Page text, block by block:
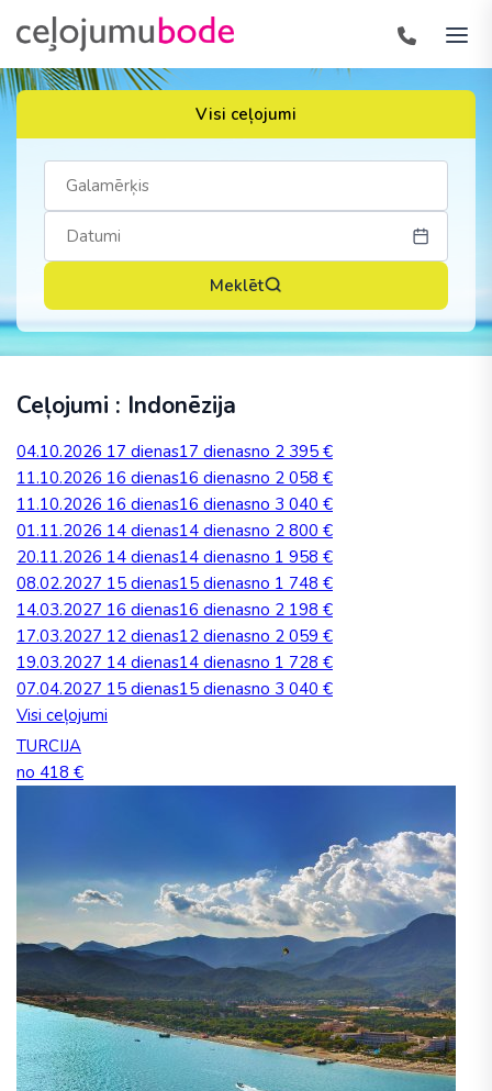
Visi ceļojumi
Meklēt
Ceļojumi : Indonēzija
04.10.2026 17 dienas17 dienasno 2 395 €
11.10.2026 16 dienas16 dienasno 2 058 €
11.10.2026 16 dienas16 dienasno 3 040 €
01.11.2026 14 dienas14 dienasno 2 800 €
20.11.2026 14 dienas14 dienasno 1 958 €
08.02.2027 15 dienas15 dienasno 1 748 €
14.03.2027 16 dienas16 dienasno 2 198 €
17.03.2027 12 dienas12 dienasno 2 059 €
19.03.2027 14 dienas14 dienasno 1 728 €
07.04.2027 15 dienas15 dienasno 3 040 €
Visi ceļojumi
TURCIJA
no 418 €